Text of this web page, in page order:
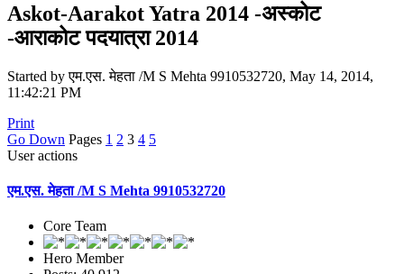
Askot-Aarakot Yatra 2014 -अस्कोट
-आराकोट पदयात्रा 2014
Started by एम.एस. मेहता /M S Mehta 9910532720, May 14, 2014,
11:42:21 PM
Print
Go Down Pages 1 2 3 4 5
User actions
एम.एस. मेहता /M S Mehta 9910532720
Core Team
Hero Member